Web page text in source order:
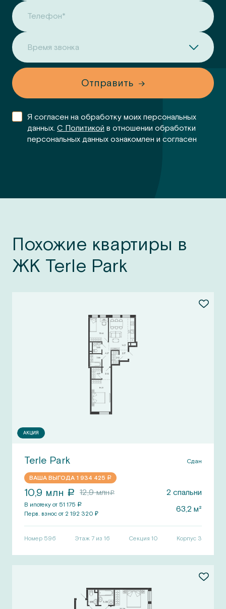
Телефон*
Время звонка
Отправить
Я согласен на обработку моих персональных
данных. С Политикой в отношении обработки
персональных данных ознакомлен и согласен
Похожие квартиры в
ЖК Terle Park
АКЦИЯ
Terle Park Сдан
ВАША ВЫГОДА 1 934 425 a
10,9 млн a 12,9млнa 2 спальни
В ипотеку от 51 175 a
Перв. взнос от 2 192 320 ₽ 63,2 м²
Номер 596 Этаж 7 из 16 Секция 10 Корпус 3